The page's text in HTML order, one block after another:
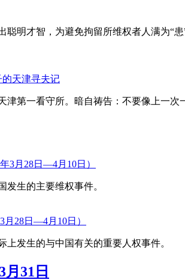
聪明才智，为避免拘留所维权者人满为“
的天津寻夫记
津第一看守所。暗自祷告：不要像上一次
3月28日—4月10日）
发生的主要维权事件。
月28日—4月10日）
上发生的与中国有关的重要人权事件。
月31日